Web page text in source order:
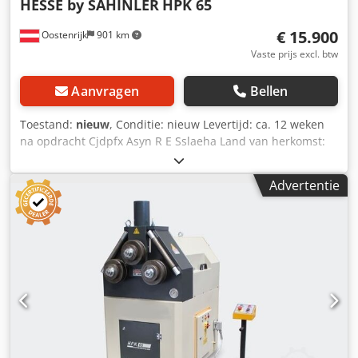
Oostenrijk 901 km
HESSE by SAHINLER HPK 65
€ 15.900
Vaste prijs excl. btw
Aanvragen Bellen
Toestand: nieuw, Conditie: nieuw Levertijd: ca. 12 weken
na opdracht Cjdpfx Asyn R E Sslaeha Land van herkomst:
Turkije Prijs: € 15.900 Leaseprijs: € 305,28 Asdiameter: 50 -
60 mm Bovenrol-diameter: 180 mm Rol-diameter: 180 mm
Onderrol-diameter: 180 mm Aantal aangedreven rollen: 3
Motorvermogen: 3,75 kW Snelheid: 6 m/min Platstaal
staand (doorsnede / min. diameter): 60x10 mm / 500 mm;
20x5 mm Platstaal liggend (doorsnede / min. diameter):
80x20 mm / 500 mm; 50x5 mm Vierkantstaal (doorsnede /
min. diameter): 32x32 mm / 400 mm; 12x12 mm Rondstaal
(doorsnede / min. diameter): Ø 35 mm / 350 mm; Ø 10 mm
Buis (doorsnede / min. diameter): Ø 60x2 mm / 600 mm; Ø
15 mm Rechthoekig buis staand (doorsnede / min.
diameter): 50x25x3 mm / 450 mm; 20x1 mm Vierkante buis
Advertentie